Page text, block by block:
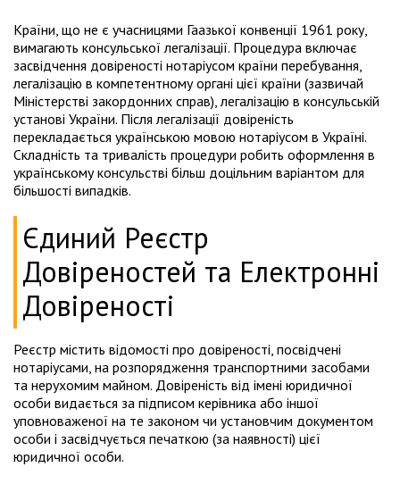
Країни, що не є учасницями Гаазької конвенції 1961 року,
вимагають консульської легалізації. Процедура включає
засвідчення довіреності нотаріусом країни перебування,
легалізацію в компетентному органі цієї країни (зазвичай
Міністерстві закордонних справ), легалізацію в консульській
установі України. Після легалізації довіреність
перекладається українською мовою нотаріусом в Україні.
Складність та тривалість процедури робить оформлення в
українському консульстві більш доцільним варіантом для
більшості випадків.
Єдиний Реєстр
Довіреностей та Електронні
Довіреності
Реєстр містить відомості про довіреності, посвідчені
нотаріусами, на розпорядження транспортними засобами
та нерухомим майном. Довіреність від імені юридичної
особи видається за підписом керівника або іншої
уповноваженої на те законом чи установчим документом
особи і засвідчується печаткою (за наявності) цієї
юридичної особи.